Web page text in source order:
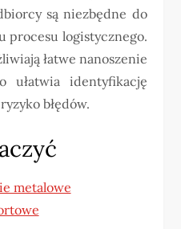
są niezbędne do
procesu logistycznego.
łatwe nanoszenie
ułatwia identyfikację
błędów.
metalowe